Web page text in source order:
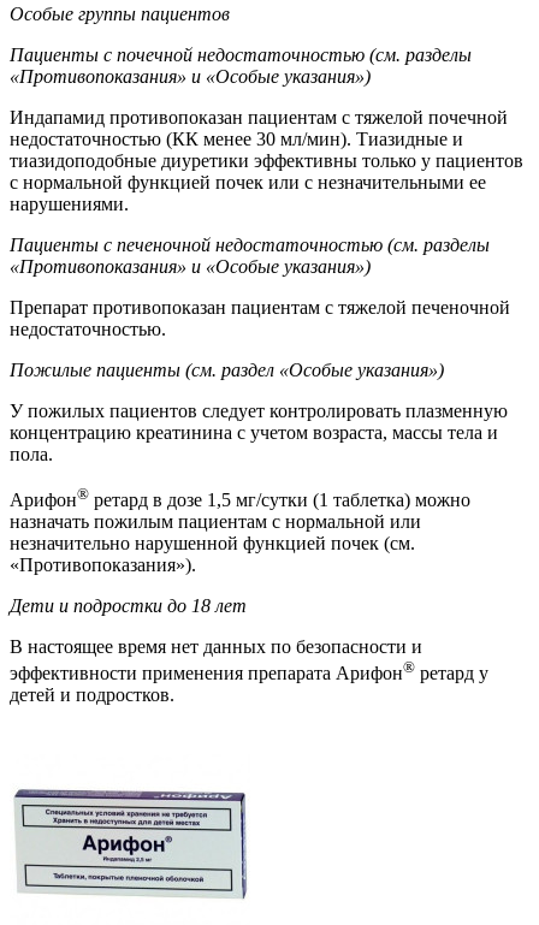
Особые группы пациентов
Пациенты с почечной недостаточностью (см. разделы
«Противопоказания» и «Особые указания»)
Индапамид противопоказан пациентам с тяжелой почечной
недостаточностью (КК менее 30 мл/мин). Тиазидные и
тиазидоподобные диуретики эффективны только у пациентов
с нормальной функцией почек или с незначительными ее
нарушениями.
Пациенты с печеночной недостаточностью (см. разделы
«Противопоказания» и «Особые указания»)
Препарат противопоказан пациентам с тяжелой печеночной
недостаточностью.
Пожилые пациенты (см. раздел «Особые указания»)
У пожилых пациентов следует контролировать плазменную
концентрацию креатинина с учетом возраста, массы тела и
пола.
Арифон® ретард в дозе 1,5 мг/сутки (1 таблетка) можно
назначать пожилым пациентам с нормальной или
незначительно нарушенной функцией почек (см.
«Противопоказания»).
Дети и подростки до 18 лет
В настоящее время нет данных по безопасности и
эффективности применения препарата Арифон® ретард у
детей и подростков.